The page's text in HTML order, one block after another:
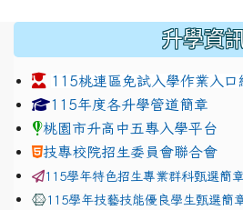
升學資
115桃連區免試入學作業入口
link to https://
115年度各升學管道簡章
桃園市升高中五專入學平台
技專校院招生委員會聯合會
115學年特色招生專業群科甄選簡
115學年技藝技能優良學生甄選簡